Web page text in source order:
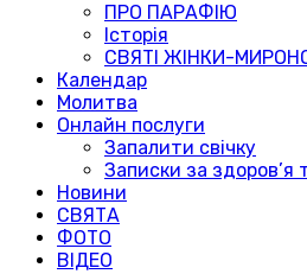
ПРО ПАРАФІЮ
Історія
СВЯТІ ЖІНКИ-
Календар
Молитва
Онлайн послуги
Запалити свічку
Записки за здоров’я
Новини
СВЯТА
ФОТО
ВІДЕО